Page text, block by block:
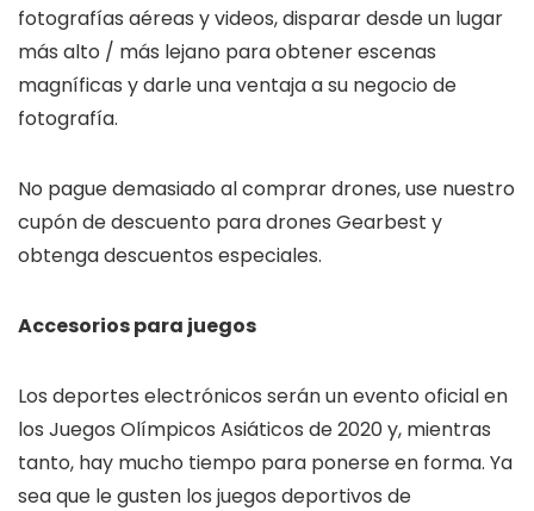
fotografías aéreas y videos, disparar desde un lugar
más alto / más lejano para obtener escenas
magníficas y darle una ventaja a su negocio de
fotografía.
No pague demasiado al comprar drones, use nuestro
cupón de descuento para drones Gearbest y
obtenga descuentos especiales.
Accesorios para juegos
Los deportes electrónicos serán un evento oficial en
los Juegos Olímpicos Asiáticos de 2020 y, mientras
tanto, hay mucho tiempo para ponerse en forma. Ya
sea que le gusten los juegos deportivos de